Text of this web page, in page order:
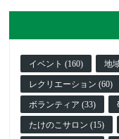
イベント (160) 地
レクリエーション (60)
ボランティア (33)
たけのこサロン (15)